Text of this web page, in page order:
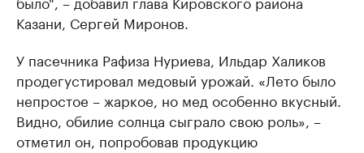
Казани, Сергей Миронов.
У пасечника Рафиза Нуриева, Ильдар Халиков
продегустировал медовый урожай. «Лето было
непростое – жаркое, но мед особенно вкусный.
Видно, обилие солнца сыграло свою роль», –
отметил он, попробовав продукцию